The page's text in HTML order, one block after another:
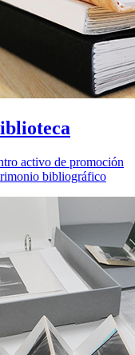
activo de promoción
bibliográfico